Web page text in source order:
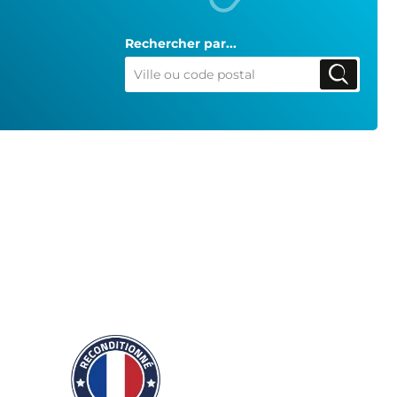
Rechercher par...